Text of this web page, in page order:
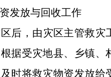
发放与回收工作
后，由灾区主管救灾
据受灾地县、乡镇、
时将救灾物资发放给